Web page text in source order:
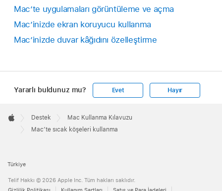
Mac’te uygulamaları görüntüleme ve açma
Mac’inizde ekran koruyucu kullanma
Mac’inizde duvar kâğıdını özelleştirme
Yararlı buldunuz mu? Evet Hayır
Footer

Apple
Destek
Mac Kullanma Kılavuzu
Mac’te sıcak köşeleri kullanma
Türkiye
Telif Hakkı © 2026 Apple Inc. Tüm hakları saklıdır.